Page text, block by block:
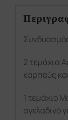
2 τεμάχια
καρπούς
1 τεμάχιο
αγελαδινό